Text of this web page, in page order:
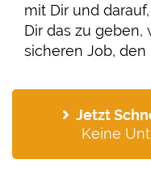
mit Dir und
Dir das zu geben,
sicheren Job, den
Jetzt
Keine